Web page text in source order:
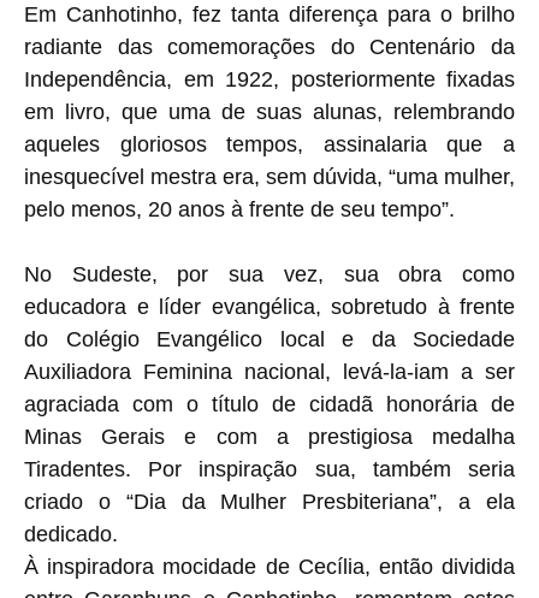
Em Canhotinho, fez tanta diferença para o brilho
radiante das comemorações do Centenário da
Independência, em 1922, posteriormente fixadas
em livro, que uma de suas alunas, relembrando
aqueles gloriosos tempos, assinalaria que a
inesquecível mestra era, sem dúvida, “uma mulher,
pelo menos, 20 anos à frente de seu tempo”.
No Sudeste, por sua vez, sua obra como
educadora e líder evangélica, sobretudo à frente
do Colégio Evangélico local e da Sociedade
Auxiliadora Feminina nacional, levá-la-iam a ser
agraciada com o título de cidadã honorária de
Minas Gerais e com a prestigiosa medalha
Tiradentes. Por inspiração sua, também seria
criado o “Dia da Mulher Presbiteriana”, a ela
dedicado.
À inspiradora mocidade de Cecília, então dividida